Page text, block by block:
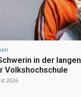
in der langen
Volkshochschule
2026